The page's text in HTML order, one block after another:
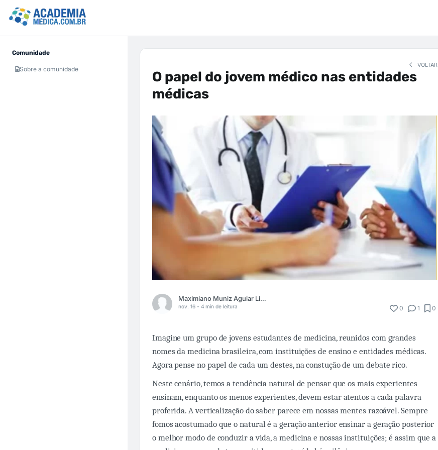
Comunidade
Sobre a comunidade
VOLTAR
O papel do jovem médico nas entidades
médicas
Maximiano Muniz Aguiar Lima Ventura
nov. 16 - 4 min de leitura 0 1 0
Imagine um grupo de jovens estudantes de medicina, reunidos com grandes
nomes da medicina brasileira, com instituições de ensino e entidades médicas.
Agora pense no papel de cada um destes, na constução de um debate rico.
Neste cenário, temos a tendência natural de pensar que os mais experientes
ensinam, enquanto os menos experientes, devem estar atentos a cada palavra
proferida. A verticalização do saber parece em nossas mentes razoável. Sempre
fomos acostumado que o natural é a geração anterior ensinar a geração posterior
o melhor modo de conduzir a vida, a medicina e nossas instituições; é assim que a